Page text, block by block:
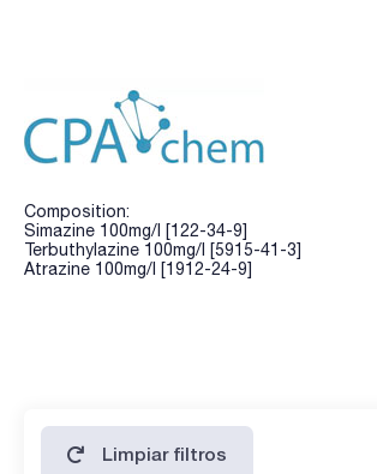
Composition:
Simazine 100mg/l [122-34-9]
Terbuthylazine 100mg/l [5915-41-3]
Atrazine 100mg/l [1912-24-9]
Limpiar filtros